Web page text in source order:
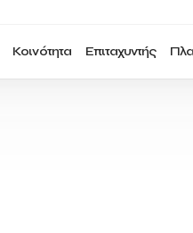
Κοινότητα Επιταχυντής